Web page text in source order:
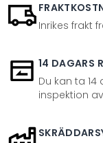
Inrikes frakt
14 DAGARS
Du kan ta
inspektion